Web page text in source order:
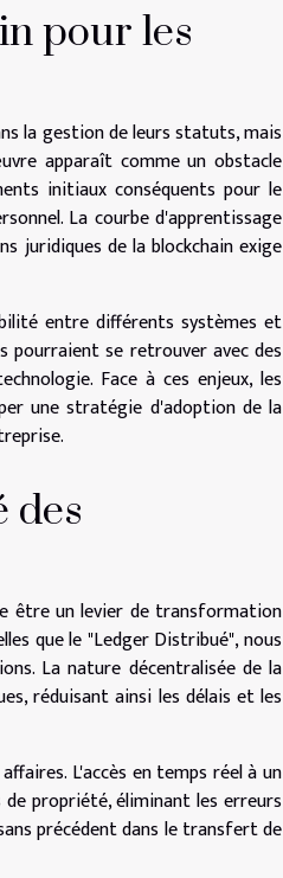
pour les
la gestion de leurs statuts, mais
apparaît comme un obstacle
initiaux conséquents pour le
La courbe d'apprentissage
juridiques de la blockchain exige
entre différents systèmes et
pourraient se retrouver avec des
Face à ces enjeux, les
une stratégie d'adoption de la
des
être un levier de transformation
que le "Ledger Distribué", nous
La nature décentralisée de la
réduisant ainsi les délais et les
L'accès en temps réel à un
propriété, éliminant les erreurs
précédent dans le transfert de